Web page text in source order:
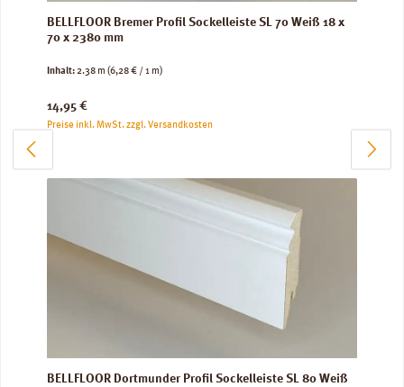
BELLFLOOR Bremer Profil Sockelleiste SL 70 Weiß 18 x
70 x 2380 mm
Inhalt:2.38 m (6,28 € / 1 m)
Regulärer Preis:
14,95 €
Preise inkl. MwSt. zzgl. Versandkosten
BELLFLOOR Dortmunder Profil Sockelleiste SL 80 Weiß